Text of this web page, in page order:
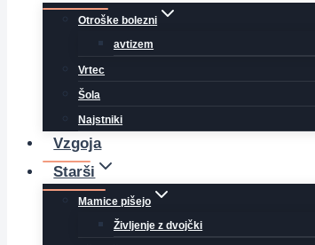
Otroške bolezni
avtizem
Vrtec
Šola
Najstniki
Vzgoja
Starši
Mamice pišejo
Življenje z dvojčki